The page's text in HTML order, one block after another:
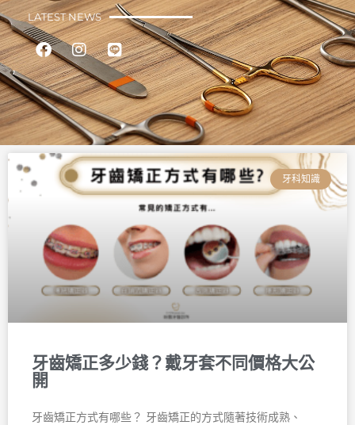
LATEST NEWS
FacebookInstagram
Line
牙科知識
牙齒矯正多少錢？戴牙套不同價格大公
開
牙齒矯正方式有哪些？ 牙齒矯正的方式隨著技術成熟、
頁
面
頁
面
頁
面
頁
面
頁
面
頁
面